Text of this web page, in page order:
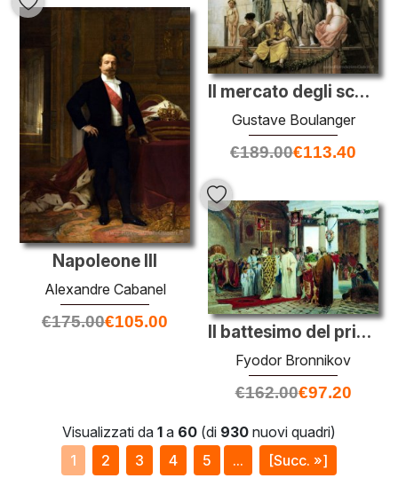
Il mercato degli schiavi
Gustave Boulanger
€189.00€113.40
Napoleone III
Alexandre Cabanel
€175.00€105.00
Il battesimo del principe Vladimir
Fyodor Bronnikov
€162.00€97.20
Visualizzati da 1 a 60 (di 930 nuovi quadri)
1
2 3 4 5 ... [Succ. »]